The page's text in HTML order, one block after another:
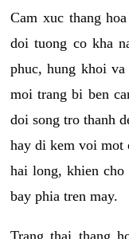
Cam xuc thang
doi tuong co kha
phuc, hung khoi
moi trang bi ben
doi song tro thanh
hay di kem voi mot
hai long, khien cho
bay phia tren may.